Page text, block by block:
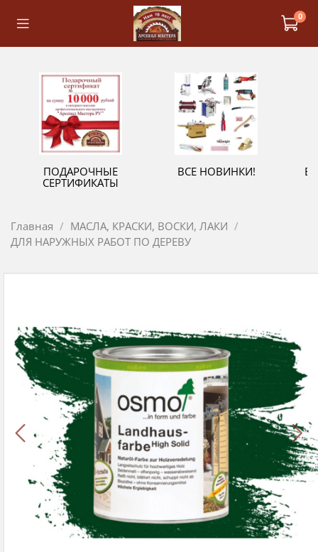
0
ПОДАРОЧНЫЕ
СЕРТИФИКАТЫ
ВСЕ НОВИНКИ!
Главная
МАСЛА, КРАСКИ, ВОСКИ, ЛАКИ
ДЛЯ НАРУЖНЫХ РАБОТ ПО ДЕРЕВУ